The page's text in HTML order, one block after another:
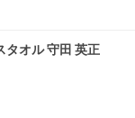
タオル 守田 英正